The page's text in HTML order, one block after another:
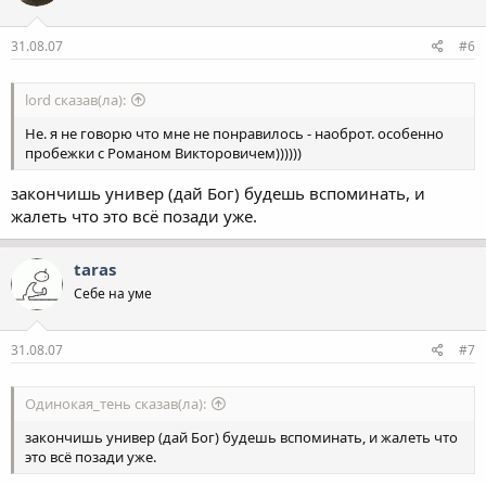
31.08.07 #6
lord сказав(ла):
Не. я не говорю что мне не понравилось - наоброт. особенно
пробежки с Романом Викторовичем))))))
закончишь универ (дай Бог) будешь вспоминать, и
жалеть что это всё позади уже.
taras
Себе на уме
31.08.07 #7
Одинокая_тень сказав(ла):
закончишь универ (дай Бог) будешь вспоминать, и жалеть что
это всё позади уже.